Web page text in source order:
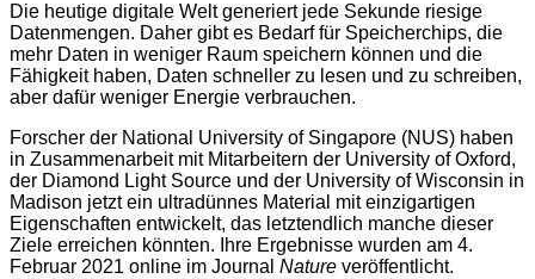
Die heutige digitale Welt generiert jede Sekunde riesige
Datenmengen. Daher gibt es Bedarf für Speicherchips, die
mehr Daten in weniger Raum speichern können und die
Fähigkeit haben, Daten schneller zu lesen und zu schreiben,
aber dafür weniger Energie verbrauchen.
Forscher der National University of Singapore (NUS) haben
in Zusammenarbeit mit Mitarbeitern der University of Oxford,
der Diamond Light Source und der University of Wisconsin in
Madison jetzt ein ultradünnes Material mit einzigartigen
Eigenschaften entwickelt, das letztendlich manche dieser
Ziele erreichen könnten. Ihre Ergebnisse wurden am 4.
Februar 2021 online im Journal Nature veröffentlicht.